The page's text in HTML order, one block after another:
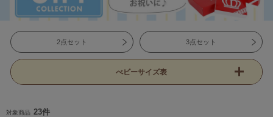
2点セット 3点セット
べビーサイズ表
対象商品 23件